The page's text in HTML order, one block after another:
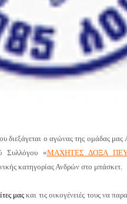
διεξάγεται ο αγώνας της ομάδας
Συλλόγου «ΜΑΧΗΤΕΣ ΔΟΞΑ
κατηγορίας Ανδρών στο μπάσκετ.
μαςκαι τις οικογένειές τους να